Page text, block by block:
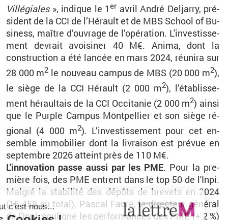
Vil­lé­giales», in­dique le 1 er avril André Del­jarry, pré­
sident de la CCI de l’Hé­rault et de MBS School of Bu­
si­ness, maître d’ou­vrage de l’opé­ra­tion. L'in­ves­tis­se­
ment de­vrait avoi­si­ner 40 M€. Anima, dont la
construc­tion a été lan­cée en mars 2024, réunira sur
28 000 m2 le nou­veau cam­pus de MBS (20 000 m2),
le siège de la CCI Hé­rault (2 000 m2), l’éta­blis­se­
ment hé­raul­tais de la CCI Oc­ci­ta­nie (2 000 m2) ainsi
que le Purple Cam­pus Mont­pel­lier et son siège ré­
gio­nal (4 000 m2). L’in­ves­tis­se­ment pour cet en­
semble im­mo­bi­lier dont la li­vrai­son est pré­vue en
sep­tembre 2026 at­teint près de 110 M€.
L'in­no­va­tion passe aussi par les PME. Pour la pre­
mière fois, des PME entrent dans le top 50 de l'Inpi.
Mal­gré la sta­bi­lité des dé­pôts de bre­vets en 2024
(15 458 au total), Pas­cal Faure, le di­rec­teur gé­né­ral
de l'Inpi, sou­ligne les per­for­mances des PME (+ 2 %)